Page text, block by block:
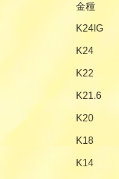
金種
K24IG
K24
K22
K21.6
K20
K18
K14